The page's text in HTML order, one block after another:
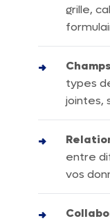
grille,
types
jointes,
entre
vos